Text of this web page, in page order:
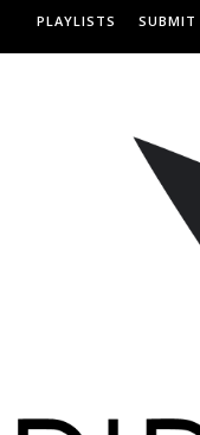
PLAYLISTS SUBMIT